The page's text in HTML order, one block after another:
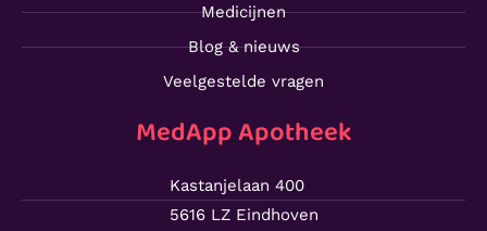
Medicijnen
Blog & nieuws
Veelgestelde vragen
MedApp Apotheek
Kastanjelaan 400
5616 LZ Eindhoven